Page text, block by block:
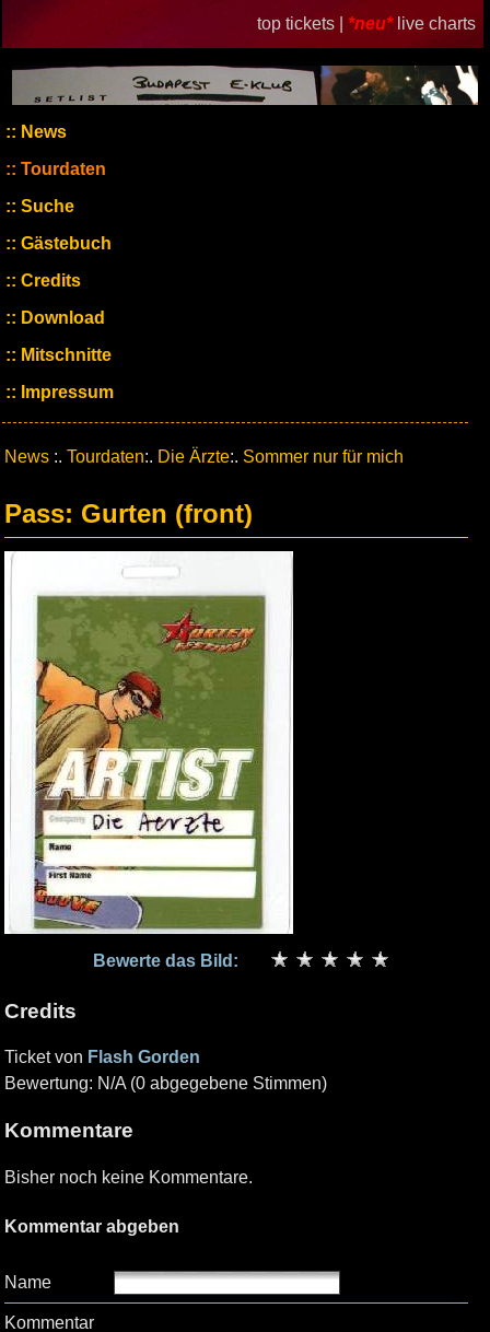
top tickets | *neu* live charts
News
Tourdaten
Suche
Gästebuch
Credits
Download
Mitschnitte
Impressum
News :. Tourdaten:. Die Ärzte:. Sommer nur für mich
Pass: Gurten (front)
Bewerte das Bild:
Credits
Ticket von Flash Gorden
Bewertung: N/A (0 abgegebene Stimmen)
Kommentare
Bisher noch keine Kommentare.
Kommentar abgeben
Name
Kommentar